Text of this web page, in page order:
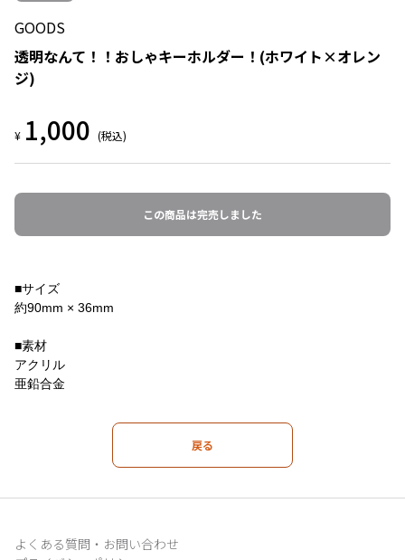
GOODS
透明なんて！！おしゃキーホルダー！(ホワイト×オレン
ジ)
¥ 1,000 (税込)
この商品は完売しました
■サイズ
約90mm × 36mm
■素材
アクリル
亜鉛合金
戻る
よくある質問・お問い合わせ